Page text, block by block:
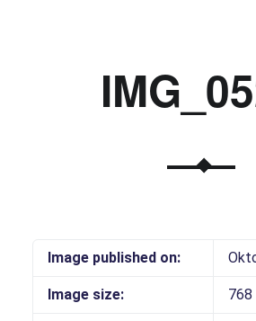
Image published on:
Image size: 768